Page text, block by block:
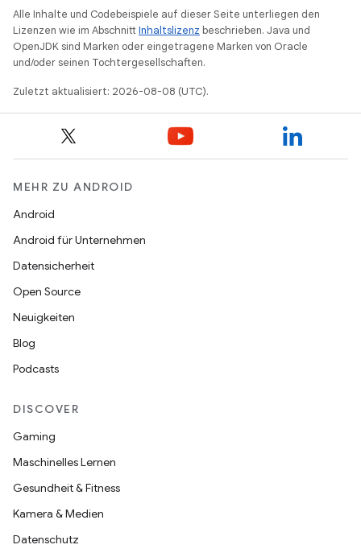
Alle Inhalte und Codebeispiele auf dieser Seite unterliegen den
Lizenzen wie im AbschnittInhaltslizenz beschrieben. Java und
OpenJDK sind Marken oder eingetragene Marken von Oracle
und/oder seinen Tochtergesellschaften.
Zuletzt aktualisiert: 2026-08-08 (UTC).
MEHR ZU ANDROID
Android
Android für Unternehmen
Datensicherheit
Open Source
Neuigkeiten
Blog
Podcasts
DISCOVER
Gaming
Maschinelles Lernen
Gesundheit & Fitness
Kamera & Medien
Datenschutz